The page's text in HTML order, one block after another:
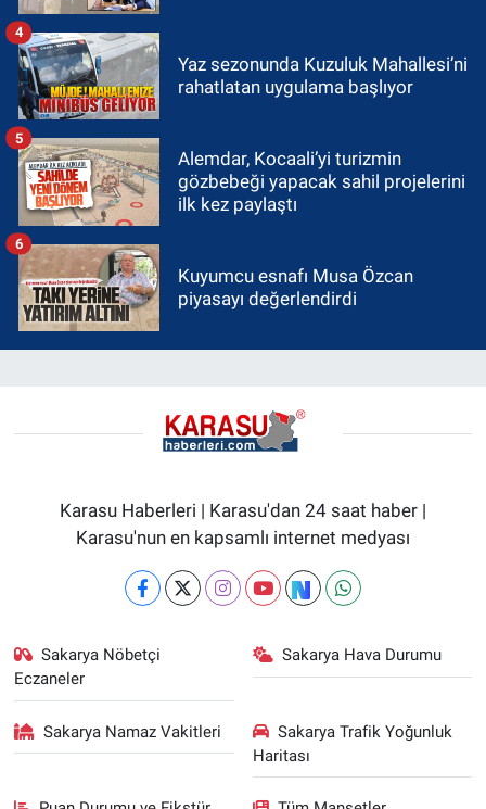
Yaz sezonunda Kuzuluk Mahallesi’ni
rahatlatan uygulama başlıyor
4
Alemdar, Kocaali’yi turizmin
gözbebeği yapacak sahil projelerini
ilk kez paylaştı
5
Kuyumcu esnafı Musa Özcan
piyasayı değerlendirdi
6
Karasu Haberleri | Karasu'dan 24 saat haber |
Karasu'nun en kapsamlı internet medyası
Sakarya Nöbetçi
Eczaneler
Sakarya Hava Durumu
Sakarya Namaz Vakitleri
Sakarya Trafik Yoğunluk
Haritası